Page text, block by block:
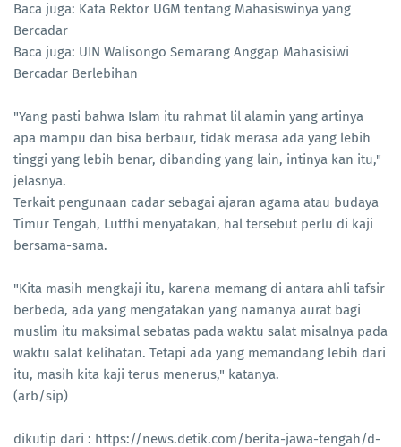
Baca juga: Kata Rektor UGM tentang Mahasiswinya yang
Bercadar
Baca juga: UIN Walisongo Semarang Anggap Mahasisiwi
Bercadar Berlebihan
"Yang pasti bahwa Islam itu rahmat lil alamin yang artinya
apa mampu dan bisa berbaur, tidak merasa ada yang lebih
tinggi yang lebih benar, dibanding yang lain, intinya kan itu,"
jelasnya.
Terkait pengunaan cadar sebagai ajaran agama atau budaya
Timur Tengah, Lutfhi menyatakan, hal tersebut perlu di kaji
bersama-sama.
"Kita masih mengkaji itu, karena memang di antara ahli tafsir
berbeda, ada yang mengatakan yang namanya aurat bagi
muslim itu maksimal sebatas pada waktu salat misalnya pada
waktu salat kelihatan. Tetapi ada yang memandang lebih dari
itu, masih kita kaji terus menerus," katanya.
(arb/sip)
dikutip dari : https://news.detik.com/berita-jawa-tengah/d-